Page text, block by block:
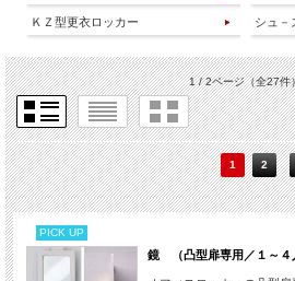
ＫＺ型更衣ロッカー シュ－
1 / 2ページ（全27件
1 2
PICK UP
鏡 （凸型扉専用／１～